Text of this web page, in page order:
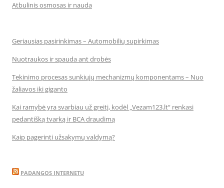
Atbulinis osmosas ir nauda
Geriausias pasirinkimas – Automobilių supirkimas
Nuotraukos ir spauda ant drobės
Tekinimo procesas sunkiųjų mechanizmų komponentams – Nuo
žaliavos iki giganto
Kai ramybė yra svarbiau už greitį, kodėl „Vezam123.lt“ renkasi
pedantišką tvarką ir BCA draudimą
Kaip pagerinti užsakymų valdymą?
PADANGOS INTERNETU